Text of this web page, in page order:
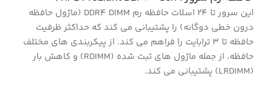
این سرور تا 24 اسلات حافظه رم DDR4 DIMM (ماژول حافظه
درون خطی دوگانه) را پشتیبانی می کند که حداکثر ظرفیت
حافظه تا 3 ترابایت را فراهم می کند. از پیکربندی های مختلف
حافظه، از جمله ماژول های ثبت شده (RDIMM) و کاهش بار
(LRDIMM) پشتیبانی می کند.